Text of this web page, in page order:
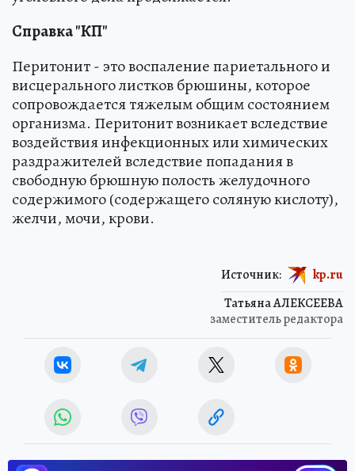
Справка "КП"
Перитонит - это воспаление париетального и
висцерального листков брюшины, которое
сопровождается тяжелым общим состоянием
организма. Перитонит возникает вследствие
воздействия инфекционных или химических
раздражителей вследствие попадания в
свободную брюшную полость желудочного
содержимого (содержащего соляную кислоту),
желчи, мочи, крови.
Татьяна АЛЕКСЕЕВА
заместитель редактора
Источник: kp.ru